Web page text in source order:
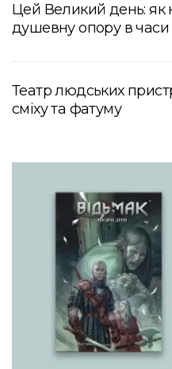
Цей Великий день: як
душевну опору в
Театр людських
сміху та фатуму